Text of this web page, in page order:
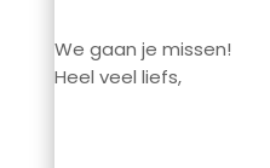
We gaan je missen!
Heel veel liefs,